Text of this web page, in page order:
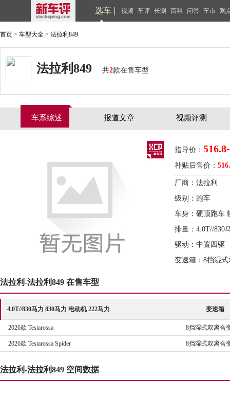
选车 视频 车评 长测 百科 问答 车市 观
首页 > 车型大全 > 法拉利849
法拉利849 共2款在售车型
车系综述 报道文章 视频评测
指导价：
补贴后售价：
厂商：法拉利
级别：跑车
车身：硬顶跑车
排量：4.0T//830
驱动：中置四驱
变速箱：8挡湿
法拉利-法拉利849 在售车型
4.0T//830马力 830马力 电动机 222马力 变速箱
2026款 Testarossa 8挡湿式双离合
2026款 Testarossa Spider 8挡湿式双离合
法拉利-法拉利849 空间数据